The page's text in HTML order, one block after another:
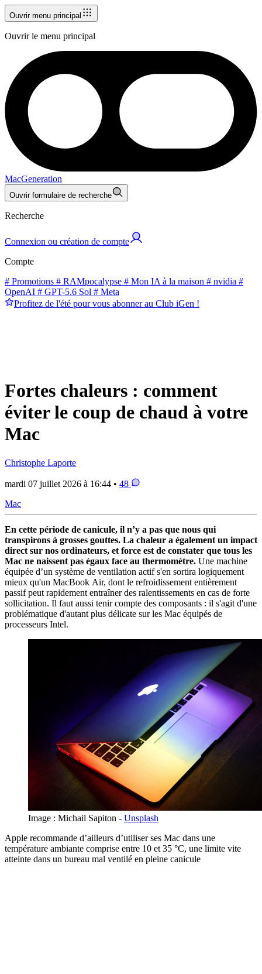
Ouvrir menu principal
Ouvrir le menu principal
MacGeneration
Ouvrir formulaire de recherche
Recherche
Connexion ou création de compte
Compte
# Promotions # RAMpocalypse # Mon IA à la maison # nvidia #
OpenAI # GPT-5.6 Sol # Meta
Profitez de l'été pour vous abonner au Club iGen !
Fortes chaleurs : comment
éviter le coup de chaud à votre
Mac
Christophe Laporte
mardi 07 juillet 2026 à 16:44 • 48
Mac
En cette période de canicule, il n’y a pas que nous qui
transpirons à grosses gouttes. La chaleur a également un impact
direct sur nos ordinateurs, et force est de constater que tous les
Mac ne naissent pas égaux face au thermomètre. Une machine
équipée d’un système de ventilation actif s'en sortira logiquement
mieux qu'un MacBook Air, dont le refroidissement entièrement
passif peut rapidement entraîner des ralentissements en cas de forte
sollicitation. Il faut aussi tenir compte des composants : il s'agit d'une
problématique d'autant plus délicate sur les Mac équipés de
processeurs Intel.
Image : Michail Sapiton - Unsplash
Apple recommande d’ailleurs d’utiliser ses Mac dans une
température ambiante comprise entre 10 et 35 °C, une limite vite
atteinte dans un bureau mal ventilé en pleine canicule